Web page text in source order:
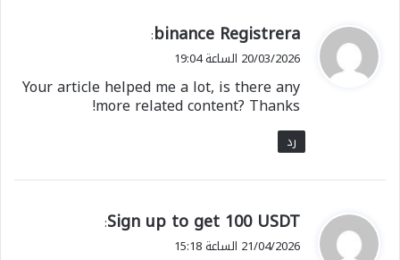
ي
ق
ل
binance Registrera
:
20/03/2026 الساعة 19:04
Your article helped me a lot, is there any
more related content? Thanks!
رد
ي
ق
Sign up to get 100 USDT
:
21/04/2026 الساعة 15:18